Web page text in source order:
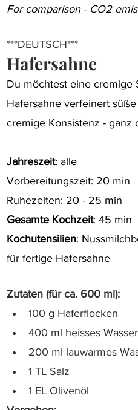
For comparison - CO2
***DEUTSCH***
Hafersahne
Du möchtest eine cremige
Hafersahne verfeinert
cremige Konsistenz - ganz
Jahreszeit: alle
Vorbereitungszeit: 20 min
Ruhezeiten: 20 - 25 min
Gesamte Kochzeit: 45 min
Kochutensilien:
für fertige Hafersahne
Zutaten (für ca. 600 ml):
100 g Haferflocken
400 ml heisses Wasser
200 ml lauwarmes
1 TL Salz
1 EL Olivenöl